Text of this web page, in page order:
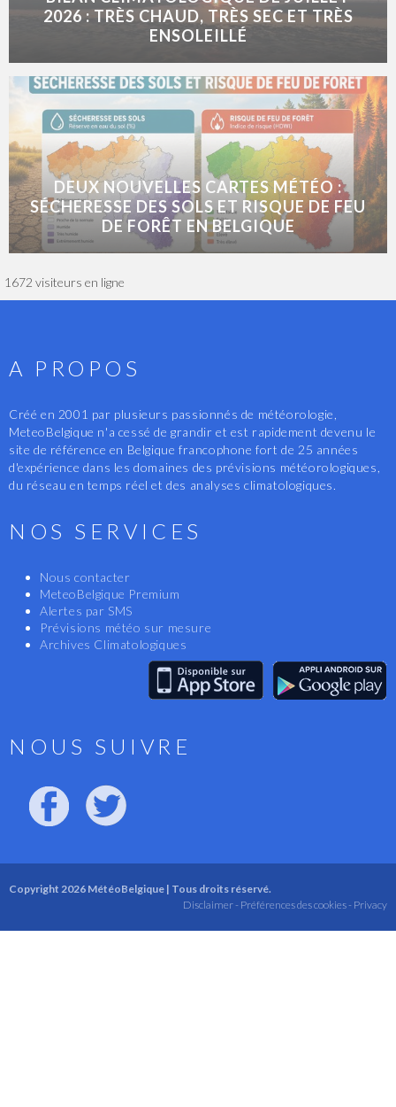
2026 : TRÈS CHAUD, TRÈS SEC ET TRÈS
ENSOLEILLÉ
DEUX NOUVELLES CARTES MÉTÉO :
SÉCHERESSE DES SOLS ET RISQUE DE FEU
DE FORÊT EN BELGIQUE
1672 visiteurs en ligne
A PROPOS
Créé en 2001 par plusieurs passionnés de météorologie,
MeteoBelgique n'a cessé de grandir et est rapidement devenu le
site de référence en Belgique francophone fort de 25 années
d'expérience dans les domaines des prévisions météorologiques,
du réseau en temps réel et des analyses climatologiques.
NOS SERVICES
Nous contacter
MeteoBelgique Premium
Alertes par SMS
Prévisions météo sur mesure
Archives Climatologiques
NOUS SUIVRE
Copyright 2026 MétéoBelgique | Tous droits réservé.
Privacy
Préférences des cookies -
Disclaimer -